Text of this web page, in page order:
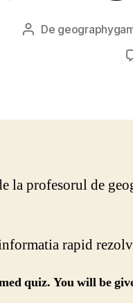
Autor
De
la profesorul de
rapid
quiz. You will be